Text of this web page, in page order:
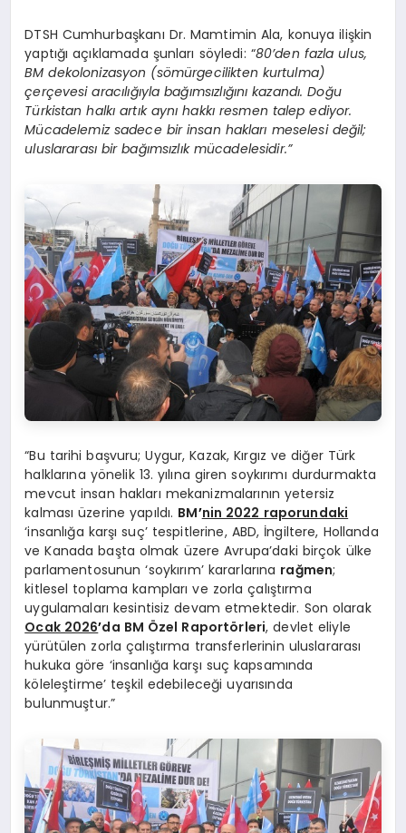
DTSH Cumhurbaşkanı Dr. Mamtimin Ala, konuya ilişkin
yaptığı açıklamada şunları söyledi: “80’den fazla ulus,
BM dekolonizasyon (sömürgecilikten kurtulma)
çerçevesi aracılığıyla bağımsızlığını kazandı. Doğu
Türkistan halkı artık aynı hakkı resmen talep ediyor.
Mücadelemiz sadece bir insan hakları meselesi değil;
uluslararası bir bağımsızlık mücadelesidir.”
“Bu tarihi başvuru; Uygur, Kazak, Kırgız ve diğer Türk
halklarına yönelik 13. yılına giren soykırımı durdurmakta
mevcut insan hakları mekanizmalarının yetersiz
kalması üzerine yapıldı. BM’nin 2022 raporundaki
‘insanlığa karşı suç’ tespitlerine, ABD, İngiltere, Hollanda
ve Kanada başta olmak üzere Avrupa’daki birçok ülke
parlamentosunun ‘soykırım’ kararlarına rağmen;
kitlesel toplama kampları ve zorla çalıştırma
uygulamaları kesintisiz devam etmektedir. Son olarak
Ocak 2026’da BM Özel Raportörleri, devlet eliyle
yürütülen zorla çalıştırma transferlerinin uluslararası
hukuka göre ‘insanlığa karşı suç kapsamında
köleleştirme’ teşkil edebileceği uyarısında
bulunmuştur.”